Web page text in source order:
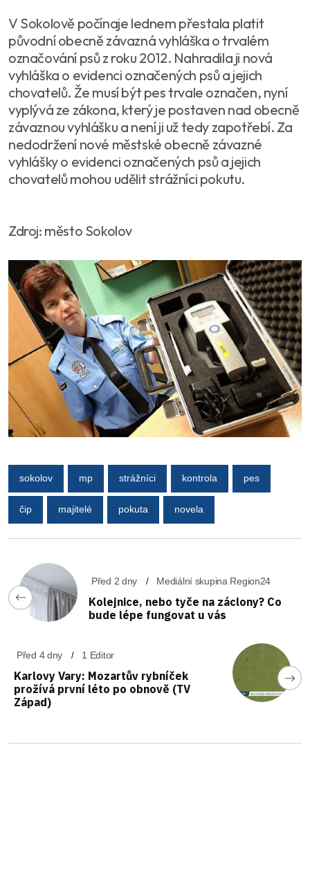
V Sokolově počínaje lednem přestala platit
původní obecně závazná vyhláška o trvalém
označování psů z roku 2012. Nahradila ji nová
vyhláška o evidenci označených psů a jejich
chovatelů. Že musí být pes trvale označen, nyní
vyplývá ze zákona, který je postaven nad obecně
závaznou vyhlášku a není ji už tedy zapotřebí. Za
nedodržení nové městské obecně závazné
vyhlášky o evidenci označených psů a jejich
chovatelů mohou udělit strážníci pokutu.
Zdroj: město Sokolov
sokolov mp strážníci kontrola pes
čip majitelé pokuta novela
Před 2 dny Mediální skupina Region24
Kolejnice, nebo tyče na záclony? Co
bude lépe fungovat u vás
Před 4 dny 1 Editor
Karlovy Vary: Mozartův rybníček
prožívá první léto po obnově (TV
Západ)